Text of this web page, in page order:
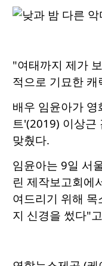
"여태까지 제가
적으로 기묘한
배우 임윤아가
트'(2019) 이상근
맞췄다.
임윤아는 9일 서
린 제작보고회에
여드리기 위해
지 신경을 썼다"